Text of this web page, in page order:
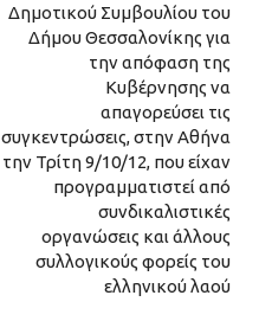
Δημοτικού Συμβουλίου του
Δήμου Θεσσαλονίκης για
την απόφαση της
Κυβέρνησης να
απαγορεύσει τις
συγκεντρώσεις, στην Αθήνα
την Τρίτη 9/10/12, που είχαν
προγραμματιστεί από
συνδικαλιστικές
οργανώσεις και άλλους
συλλογικούς φορείς του
ελληνικού λαού